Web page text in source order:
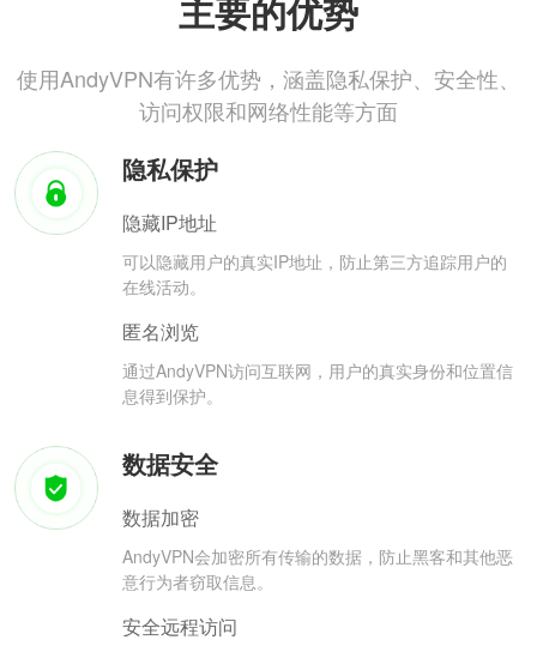
主要的优势
使用AndyVPN有许多优势，涵盖隐私保护、安全性、
访问权限和网络性能等方面
隐私保护
隐藏IP地址
可以隐藏用户的真实IP地址，防止第三方追踪用户的
在线活动。
匿名浏览
通过AndyVPN访问互联网，用户的真实身份和位置信
息得到保护。
数据安全
数据加密
AndyVPN会加密所有传输的数据，防止黑客和其他恶
意行为者窃取信息。
安全远程访问